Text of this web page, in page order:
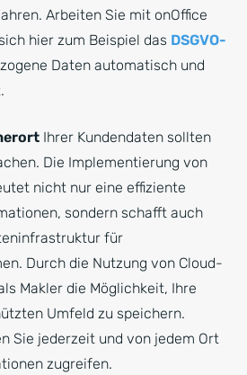
Arbeiten Sie mit onOffice
hier zum Beispiel das DSGVO-
Daten automatisch und
Ihrer Kundendaten sollten
Die Implementierung von
nicht nur eine effiziente
sondern schafft auch
für
Durch die Nutzung von Cloud-
Makler die Möglichkeit, Ihre
Umfeld zu speichern.
Sie jederzeit und von jedem Ort
zugreifen.